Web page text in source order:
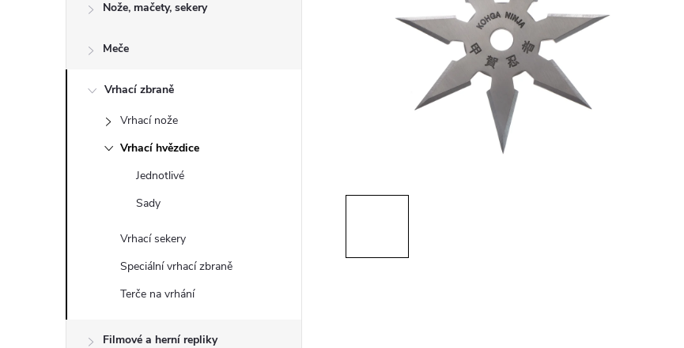
t
Nože, mačety, sekery
Meče
Vrhací zbraně
Vrhací nože
Vrhací hvězdice
Jednotlivé
Sady
Vrhací sekery
Speciální vrhací zbraně
Terče na vrhání
Filmové a herní repliky